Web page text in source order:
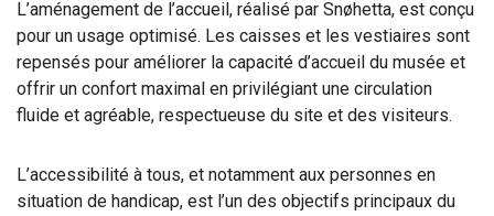
L’aménagement de l’accueil, réalisé par Snøhetta, est conçu
pour un usage optimisé. Les caisses et les vestiaires sont
repensés pour améliorer la capacité d’accueil du musée et
offrir un confort maximal en privilégiant une circulation
fluide et agréable, respectueuse du site et des visiteurs.
L’accessibilité à tous, et notamment aux personnes en
situation de handicap, est l’un des objectifs principaux du